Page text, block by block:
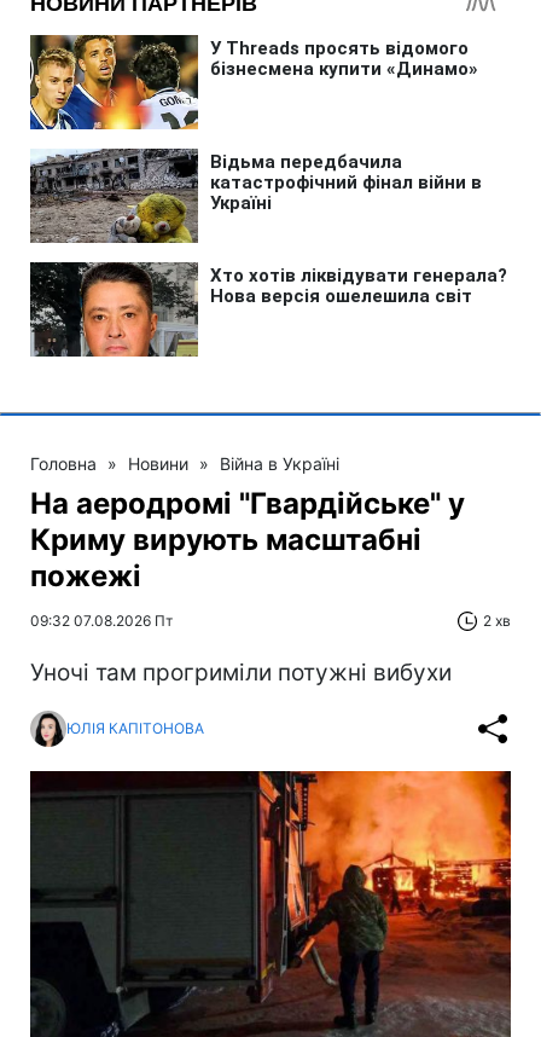
Головна » Новини » Війна в Україні
На аеродромі "Гвардійське" у
Криму вирують масштабні
пожежі
09:32 07.08.2026 Пт 2 хв
Уночі там прогриміли потужні вибухи
ЮЛІЯ КАПІТОНОВА